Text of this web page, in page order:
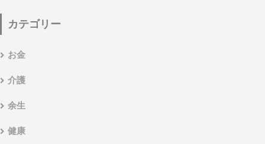
カテゴリー
お金
介護
余生
健康